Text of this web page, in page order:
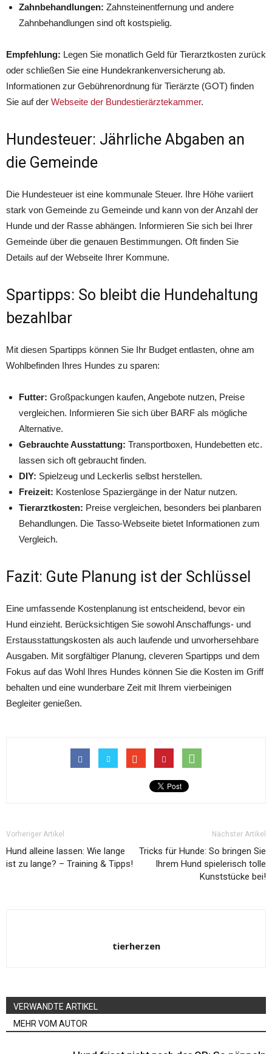
Zahnbehandlungen: Zahnsteinentfernung und andere
Zahnbehandlungen sind oft kostspielig.
Empfehlung: Legen Sie monatlich Geld für Tierarztkosten zurück
oder schließen Sie eine Hundekrankenversicherung ab.
Informationen zur Gebührenordnung für Tierärzte (GOT) finden
Sie auf der Webseite der Bundestierärztekammer.
Hundesteuer: Jährliche Abgaben an
die Gemeinde
Die Hundesteuer ist eine kommunale Steuer. Ihre Höhe variiert
stark von Gemeinde zu Gemeinde und kann von der Anzahl der
Hunde und der Rasse abhängen. Informieren Sie sich bei Ihrer
Gemeinde über die genauen Bestimmungen. Oft finden Sie
Details auf der Webseite Ihrer Kommune.
Spartipps: So bleibt die Hundehaltung
bezahlbar
Mit diesen Spartipps können Sie Ihr Budget entlasten, ohne am
Wohlbefinden Ihres Hundes zu sparen:
Futter: Großpackungen kaufen, Angebote nutzen, Preise
vergleichen. Informieren Sie sich über BARF als mögliche
Alternative.
Gebrauchte Ausstattung: Transportboxen, Hundebetten etc.
lassen sich oft gebraucht finden.
DIY: Spielzeug und Leckerlis selbst herstellen.
Freizeit: Kostenlose Spaziergänge in der Natur nutzen.
Tierarztkosten: Preise vergleichen, besonders bei planbaren
Behandlungen. Die Tasso-Webseite bietet Informationen zum
Vergleich.
Fazit: Gute Planung ist der Schlüssel
Eine umfassende Kostenplanung ist entscheidend, bevor ein
Hund einzieht. Berücksichtigen Sie sowohl Anschaffungs- und
Erstausstattungskosten als auch laufende und unvorhersehbare
Ausgaben. Mit sorgfältiger Planung, cleveren Spartipps und dem
Fokus auf das Wohl Ihres Hundes können Sie die Kosten im Griff
behalten und eine wunderbare Zeit mit Ihrem vierbeinigen
Begleiter genießen.
Vorheriger Artikel
Hund alleine lassen: Wie lange
ist zu lange? – Training & Tipps!
Nächster Artikel
Tricks für Hunde: So bringen Sie
Ihrem Hund spielerisch tolle
Kunststücke bei!
tierherzen
VERWANDTE ARTIKEL
MEHR VOM AUTOR